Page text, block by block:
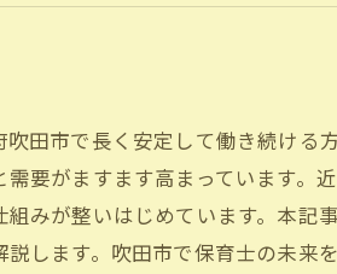
田市で長く安定して働き続け
要がますます高まっています
みが整いはじめています。本
します。吹田市で保育士の未